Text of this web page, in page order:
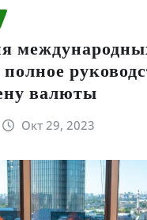
валюты
Окт 29, 2023